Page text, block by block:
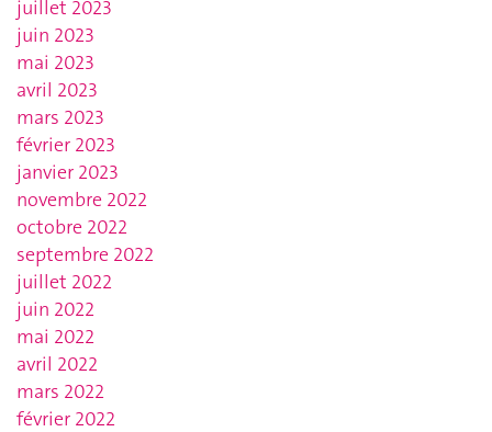
juillet 2023
juin 2023
mai 2023
avril 2023
mars 2023
février 2023
janvier 2023
novembre 2022
octobre 2022
septembre 2022
juillet 2022
juin 2022
mai 2022
avril 2022
mars 2022
février 2022